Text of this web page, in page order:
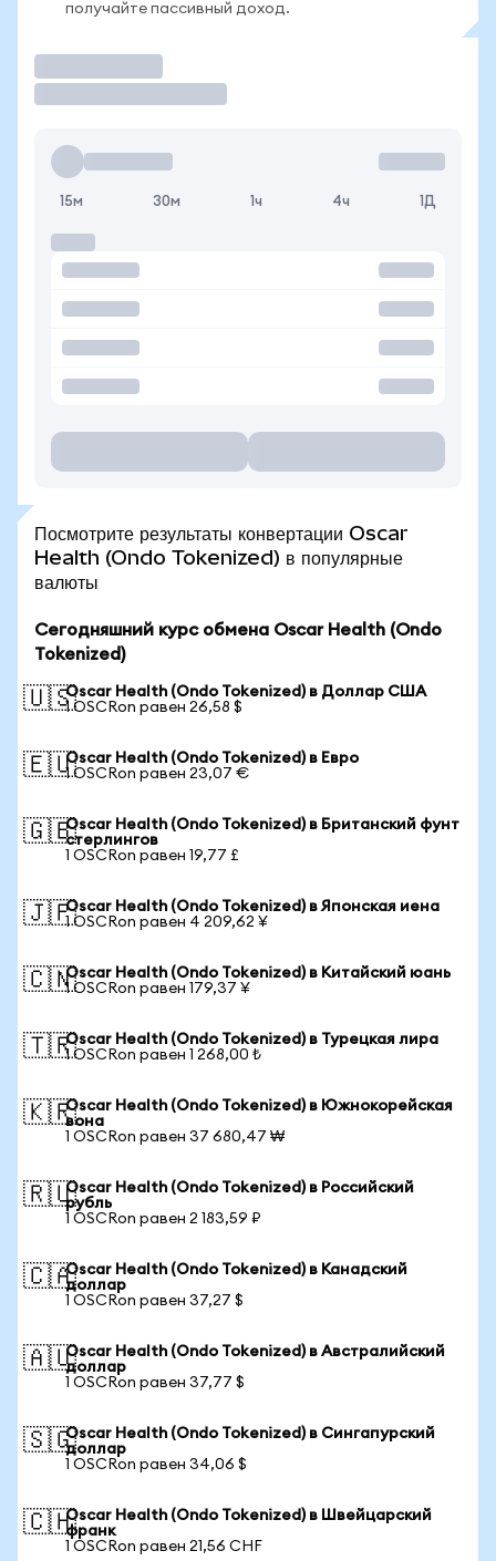
получайте пассивный доход.
15м 30м 1ч 4ч 1Д
Посмотрите результаты конвертации Oscar
Health (Ondo Tokenized) в популярные
валюты
Сегодняшний курс обмена Oscar Health (Ondo
Tokenized)
🇺🇸Oscar Health (Ondo Tokenized) в Доллар США
1 OSCRon равен 26,58 $
🇪🇺Oscar Health (Ondo Tokenized) в Евро
1 OSCRon равен 23,07 €
🇬🇧Oscar Health (Ondo Tokenized) в Британский фунт
стерлингов
1 OSCRon равен 19,77 £
🇯🇵Oscar Health (Ondo Tokenized) в Японская иена
1 OSCRon равен 4 209,62 ¥
🇨🇳Oscar Health (Ondo Tokenized) в Китайский юань
1 OSCRon равен 179,37 ¥
🇹🇷Oscar Health (Ondo Tokenized) в Турецкая лира
1 OSCRon равен 1 268,00 ₺
🇰🇷Oscar Health (Ondo Tokenized) в Южнокорейская
вона
1 OSCRon равен 37 680,47 ₩
🇷🇺Oscar Health (Ondo Tokenized) в Российский
рубль
1 OSCRon равен 2 183,59 ₽
🇨🇦Oscar Health (Ondo Tokenized) в Канадский
доллар
1 OSCRon равен 37,27 $
🇦🇺Oscar Health (Ondo Tokenized) в Австралийский
доллар
1 OSCRon равен 37,77 $
🇸🇬Oscar Health (Ondo Tokenized) в Сингапурский
доллар
1 OSCRon равен 34,06 $
🇨🇭Oscar Health (Ondo Tokenized) в Швейцарский
франк
1 OSCRon равен 21,56 CHF